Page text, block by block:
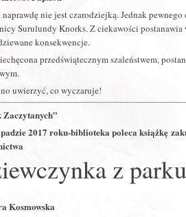
nie jest czarodziejką. Jednak
Surulundy Knorks. Z ciekawości
konsekwencje.
przedświątecznym szaleństwem,
uwierzyć, co wyczaruje!
2017 roku-biblioteka poleca książkę
z parku
Kosmowska